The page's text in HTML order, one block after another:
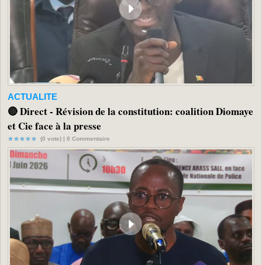
ACTUALITE
🔴 Direct - Révision de la constitution: coalition Diomaye
et Cie face à la presse
(0 vote) | 0 Commentaire